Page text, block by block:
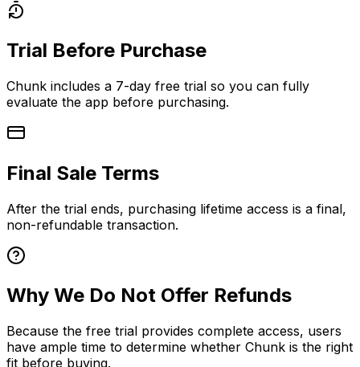
Trial Before Purchase
Chunk includes a 7-day free trial so you can fully
evaluate the app before purchasing.
Final Sale Terms
After the trial ends, purchasing lifetime access is a final,
non-refundable transaction.
Why We Do Not Offer Refunds
Because the free trial provides complete access, users
have ample time to determine whether Chunk is the right
fit before buying.